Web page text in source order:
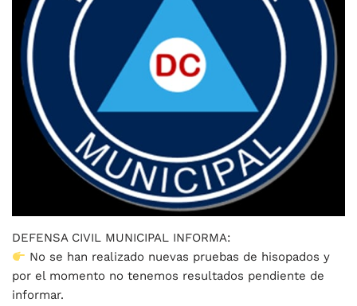
DEFENSA CIVIL MUNICIPAL INFORMA:
No se han realizado nuevas pruebas de hisopados y
por el momento no tenemos resultados pendiente de
informar.